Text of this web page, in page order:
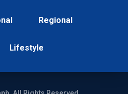
Regional
Lifestyle